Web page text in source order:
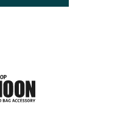
SINN
ジン
BAUME&MERCIER
ボーム＆メルシエ